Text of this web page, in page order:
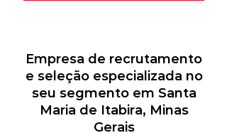
Empresa de recrutamento
e seleção especializada no
seu segmento em Santa
Maria de Itabira, Minas
Gerais